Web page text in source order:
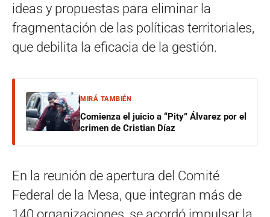
ideas y propuestas para eliminar la
fragmentación de las políticas territoriales,
que debilita la eficacia de la gestión.
MIRÁ TAMBIÉN
Comienza el juicio a “Pity” Álvarez por el
crimen de Cristian Díaz
En la reunión de apertura del Comité
Federal de la Mesa, que integran más de